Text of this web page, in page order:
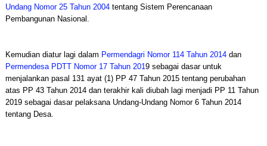
Undang Nomor 25 Tahun 2004tentang Sistem Perencanaan
Pembangunan Nasional.
Kemudian diatur lagi dalam Permendagri Nomor 114 Tahun 2014dan
Permendesa PDTT Nomor 17 Tahun 2019 sebagai dasar untuk
menjalankan pasal 131 ayat (1) PP 47 Tahun 2015 tentang perubahan
atas PP 43 Tahun 2014 dan terakhir kali diubah lagi menjadi PP 11 Tahun
2019 sebagai dasar pelaksana Undang-Undang Nomor 6 Tahun 2014
tentang Desa.